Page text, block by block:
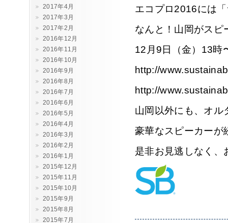
2017年4月
2017年3月
2017年2月
2016年12月
2016年11月
2016年10月
2016年9月
2016年8月
2016年7月
2016年6月
2016年5月
2016年4月
2016年3月
2016年2月
2016年1月
2015年12月
2015年11月
2015年10月
2015年9月
2015年8月
2015年7月
エコプロ2016には
なんと！山岡がスピ
12月9日（金）13時
http://
http://
山岡以外にも、オル
豪華なスピーカーが
是非お見逃しなく、